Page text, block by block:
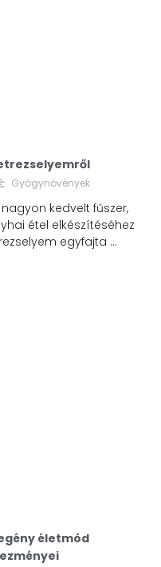
Gyógynövények
kedvelt fűszer,
étel elkészítéséhez
egyfajta …
életmód